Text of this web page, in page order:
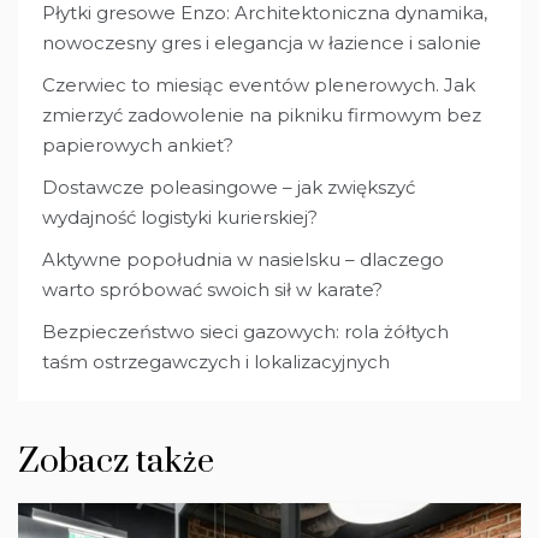
Płytki gresowe Enzo: Architektoniczna dynamika,
nowoczesny gres i elegancja w łazience i salonie
Czerwiec to miesiąc eventów plenerowych. Jak
zmierzyć zadowolenie na pikniku firmowym bez
papierowych ankiet?
Dostawcze poleasingowe – jak zwiększyć
wydajność logistyki kurierskiej?
Aktywne popołudnia w nasielsku – dlaczego
warto spróbować swoich sił w karate?
Bezpieczeństwo sieci gazowych: rola żółtych
taśm ostrzegawczych i lokalizacyjnych
Zobacz także